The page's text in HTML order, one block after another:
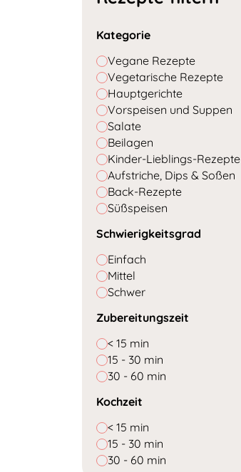
Kategorie
Vegane Rezepte
Vegetarische Rezepte
Hauptgerichte
Vorspeisen und Suppen
Salate
Beilagen
Kinder-Lieblings-Rezepte
Aufstriche, Dips & Soßen
Back-Rezepte
Süßspeisen
Schwierigkeitsgrad
Einfach
Mittel
Schwer
Zubereitungszeit
< 15 min
15 - 30 min
30 - 60 min
Kochzeit
< 15 min
15 - 30 min
30 - 60 min